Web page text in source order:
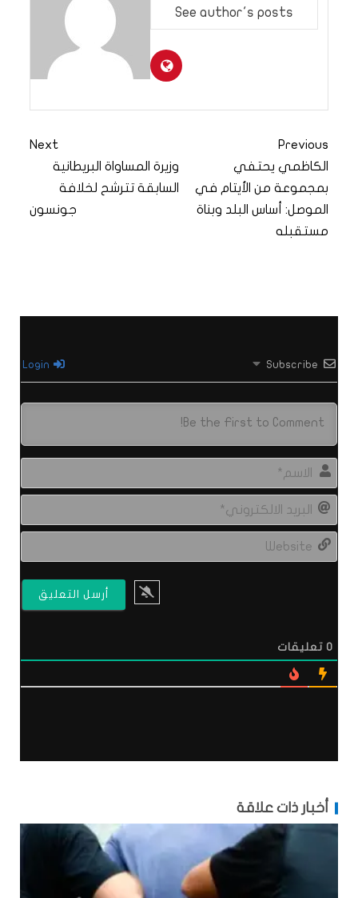
See author's posts
Previous
الكاظمي يحتفي
بمجموعة من الأيتام في
الموصل: أساس البلد وبناة
مستقبله
Next
وزيرة المساواة البريطانية
السابقة تترشح لخلافة
جونسون
Subscribe
0 تعليقات
أخبار ذات علاقة